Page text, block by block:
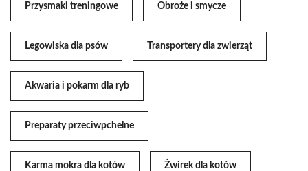
Przysmaki treningowe Obroże i smycze
Legowiska dla psów Transportery dla zwierząt
Akwaria i pokarm dla ryb
Preparaty przeciwpchelne
Karma mokra dla kotów Żwirek dla kotów